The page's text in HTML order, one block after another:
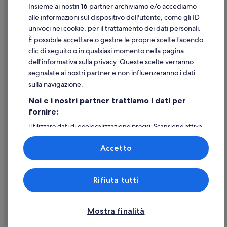
Supporto
Assistenza clienti
Contattaci
Come cancellare un volo
Come modificare la prenotazione di un hotel o una casa vacanze
Utilizzare un coupon Expedia
Documenti per i viaggi internazionali
© 2026 Expedia, Inc., una società di Expedia Group. Tutti i diritti riservati.
Expedia e il logo di Expedia sono marchi registrati o marchi di Expedia,
Insieme ai nostri16 partner archiviamo e/o accediamo
alle informazioni sul dispositivo dell'utente, come gli ID
univoci nei cookie, per il trattamento dei dati personali.
È possibile accettare o gestire le proprie scelte facendo
clic di seguito o in qualsiasi momento nella pagina
dell'informativa sulla privacy. Queste scelte verranno
segnalate ai nostri partner e non influenzeranno i dati
sulla navigazione.
Noi e i nostri partner trattiamo i dati per
fornire:
Utilizzare dati di geolocalizzazione precisi. Scansione attiva
delle caratteristiche del dispositivo ai fini
dell’identificazione. Archiviare informazioni su dispositivo
e/o accedervi. Pubblicità e contenuti personalizzati,
misurazione delle prestazioni dei contenuti e degli
annunci, ricerche sul pubblico, sviluppo di servizi.
Elenco dei partner (fornitori)
Mostra finalità
Rifiuta tutti
Accetto